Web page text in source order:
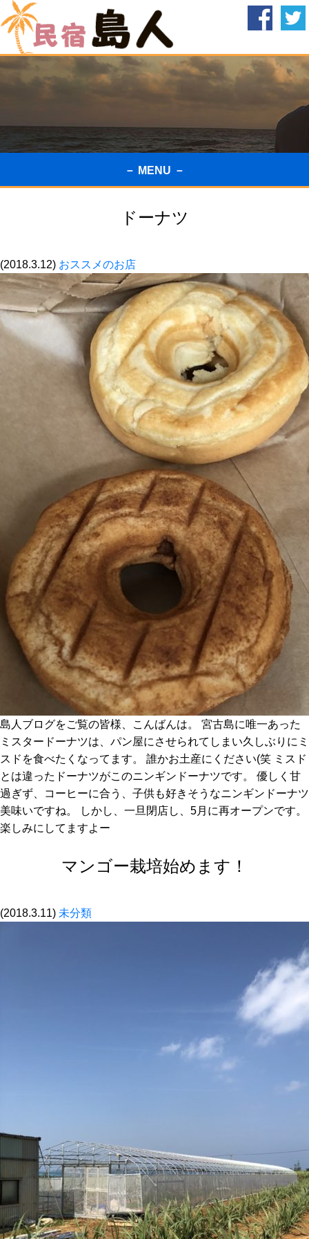
－ MENU －
ドーナツ
(2018.3.12) おススメのお店
島人ブログをご覧の皆様、こんばんは。 宮古島に唯一あった
ミスタードーナツは、パン屋にさせられてしまい久しぶりにミ
スドを食べたくなってます。 誰かお土産にください(笑 ミスド
とは違ったドーナツがこのニンギンドーナツです。 優しく甘
過ぎず、コーヒーに合う、子供も好きそうなニンギンドーナツ
美味いですね。 しかし、一旦閉店し、5月に再オープンです。
楽しみにしてますよー
マンゴー栽培始めます！
(2018.3.11) 未分類